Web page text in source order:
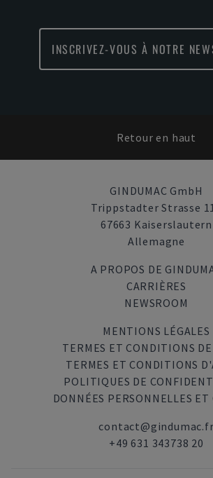
INSCRIVEZ-VOUS À NOTRE
Retour en haut
GINDUMAC GmbH
Trippstadter Strasse
67663 Kaiserslautern
Allemagne
A PROPOS DE
CARRIÈRES
NEWSROOM
MENTIONS LÉGALES
TERMES ET CONDITIONS
TERMES ET CONDITIONS
POLITIQUES DE
DONNÉES PERSONNELLES ET
contact@gindumac.fr
+49 631 343738 20